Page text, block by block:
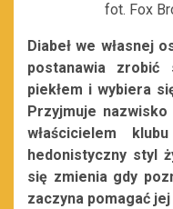
fot. Fox
Diabeł we własnej
postanawia zrobić
piekłem i wybiera
Przyjmuje
właścicielem
hedonistyczny styl
się zmienia gdy
zaczyna pomagać